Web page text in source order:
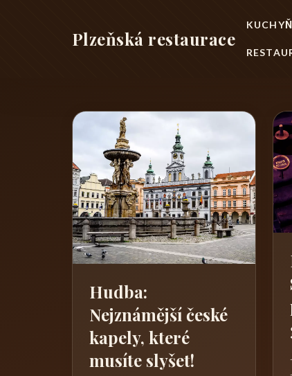
Plzeňská restaurace
Hudba:
Nejznámější české
kapely, které
musíte slyšet!